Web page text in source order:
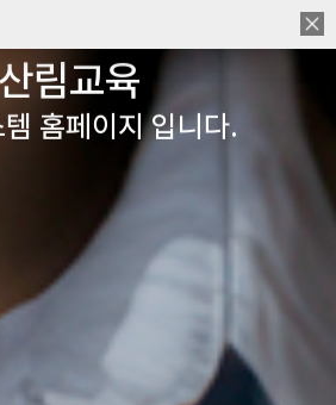
화체험장&
산림교육
홈페이지 입니다.